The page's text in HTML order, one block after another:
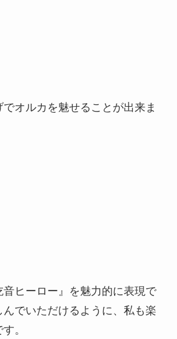
オルカを魅せることが出来ま
ヒーロー』を魅力的に表現で
んでいただけるように、私も楽
。